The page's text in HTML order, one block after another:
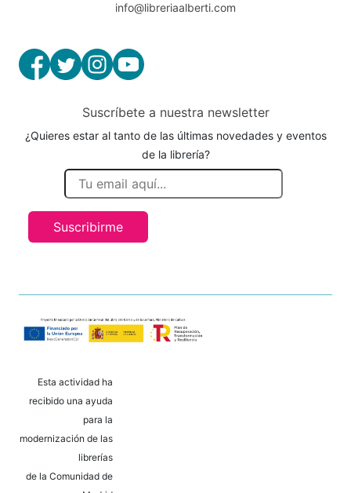
info@libreriaalberti.com
Suscríbete a nuestra newsletter
¿Quieres estar al tanto de las últimas novedades y eventos
de la librería?
Suscribirme
Esta actividad ha
recibido una ayuda
para la
modernización de las
librerías
de la Comunidad de